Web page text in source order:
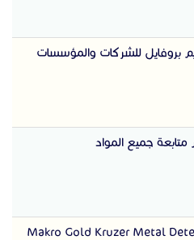
بروفايل للشركات والمؤسسات
جميع المواد
Makro Gold Kruzer Metal